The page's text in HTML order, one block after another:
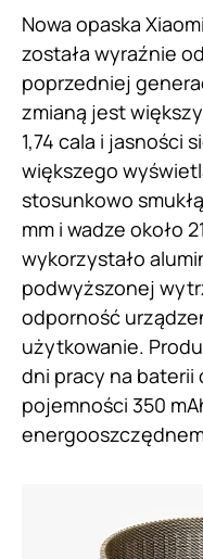
Nowa opaska
została wyraźnie
poprzedniej
zmianą jest
1,74 cala i jasności
większego
stosunkowo
mm i wadze około
wykorzystało
podwyższonej
odporność
użytkowanie.
dni pracy na baterii
pojemności 350